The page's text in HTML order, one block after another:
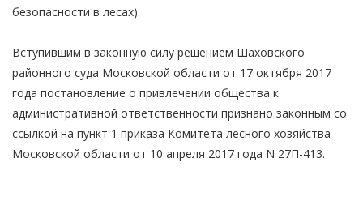
безопасности в лесах).
Вступившим в законную силу решением Шаховского
районного суда Московской области от 17 октября 2017
года постановление о привлечении общества к
административной ответственности признано законным со
ссылкой на пункт 1 приказа Комитета лесного хозяйства
Московской области от 10 апреля 2017 года N 27П-413.